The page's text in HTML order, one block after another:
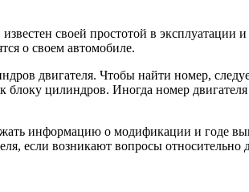
своей простотой в
о своем автомобиле.
двигателя. Чтобы найти номер,
блоку цилиндров. Иногда номер
информацию о модификации и годе
если возникают вопросы относительно